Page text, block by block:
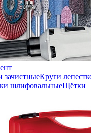
зачистныеКруги
шлифовальныеЩётки